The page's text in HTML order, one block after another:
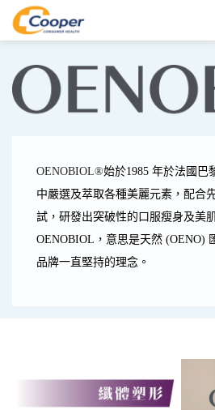
OENOBIOL®始於1985 年於法國巴
中嚴選及萃取各種美麗元素，配合
試，研發出突破性的口服瘦身及美
OENOBIOL，意思是天然 (OENO)
品牌一直堅持的理念。